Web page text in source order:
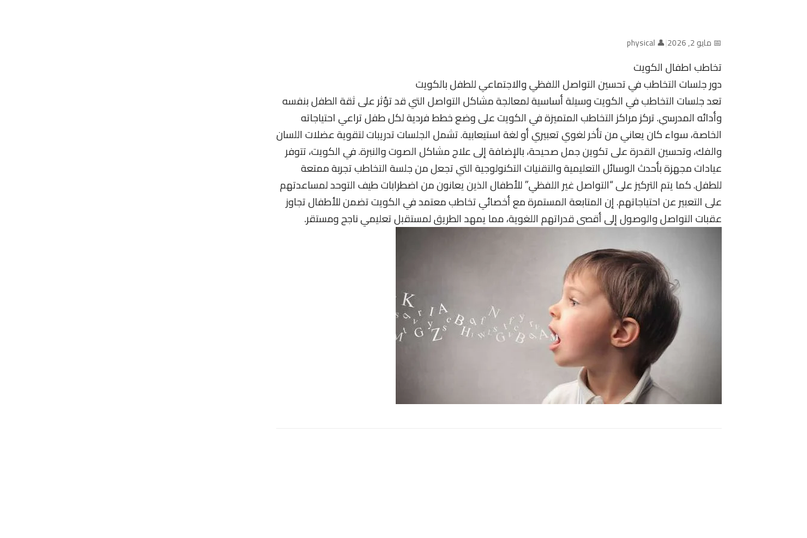
📅 مايو 2, 2026 |
👤 physical
تخاطب اطفال الكويت
دور جلسات التخاطب في تحسين التواصل اللفظي والاجتماعي للطفل بالكويت
تعد جلسات التخاطب في الكويت وسيلة أساسية لمعالجة مشاكل التواصل التي قد تؤثر على ثقة الطفل بنفسه
وأدائه المدرسي. تركز مراكز التخاطب المتميزة في الكويت على وضع خطط فردية لكل طفل تراعي احتياجاته
الخاصة، سواء كان يعاني من تأخر لغوي تعبيري أو لغة استيعابية. تشمل الجلسات تدريبات لتقوية عضلات اللسان
والفك، وتحسين القدرة على تكوين جمل صحيحة، بالإضافة إلى علاج مشاكل الصوت والنبرة. في الكويت، تتوفر
عيادات مجهزة بأحدث الوسائل التعليمية والتقنيات التكنولوجية التي تجعل من جلسة التخاطب تجربة ممتعة
للطفل. كما يتم التركيز على “التواصل غير اللفظي” للأطفال الذين يعانون من اضطرابات طيف التوحد لمساعدتهم
على التعبير عن احتياجاتهم. إن المتابعة المستمرة مع أخصائي تخاطب معتمد في الكويت تضمن للأطفال تجاوز
عقبات التواصل والوصول إلى أقصى قدراتهم اللغوية، مما يمهد الطريق لمستقبل تعليمي ناجح ومستقر.